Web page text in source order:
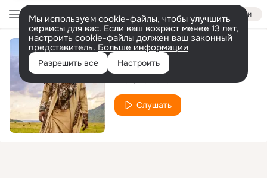
Войти
Мы используем cookie-файлы, чтобы улучшить
сервисы для вас. Если ваш возраст менее 13 лет,
настроить cookie-файлы должен ваш законный
представитель. Больше информации
Разрешить все Настроить
Sleep (Remix)
Слушать